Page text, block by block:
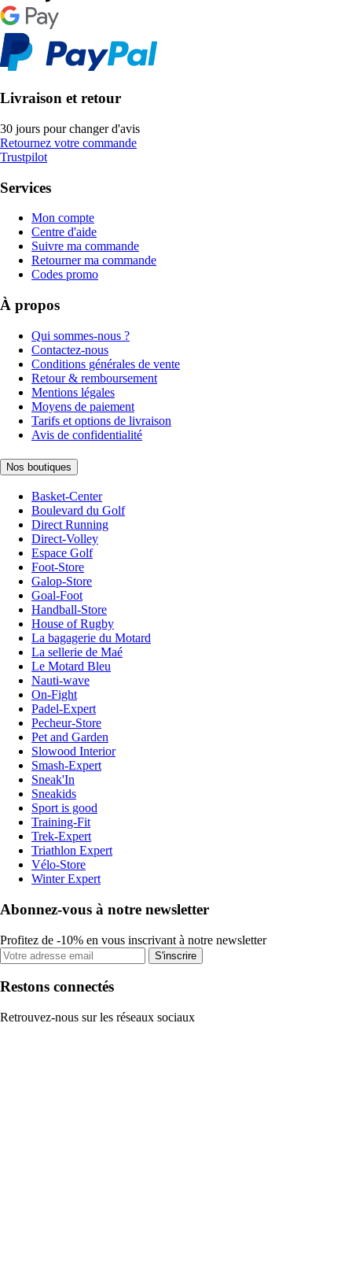
Livraison et retour
30 jours pour changer d'avis
Retournez votre commande
Trustpilot
Services
Mon compte
Centre d'aide
Suivre ma commande
Retourner ma commande
Codes promo
À propos
Qui sommes-nous ?
Contactez-nous
Conditions générales de vente
Retour & remboursement
Mentions légales
Moyens de paiement
Tarifs et options de livraison
Avis de confidentialité
Nos boutiques
Basket-Center
Boulevard du Golf
Direct Running
Direct-Volley
Espace Golf
Foot-Store
Galop-Store
Goal-Foot
Handball-Store
House of Rugby
La bagagerie du Motard
La sellerie de Maé
Le Motard Bleu
Nauti-wave
On-Fight
Padel-Expert
Pecheur-Store
Pet and Garden
Slowood Interior
Smash-Expert
Sneak'In
Sneakids
Sport is good
Training-Fit
Trek-Expert
Triathlon Expert
Vélo-Store
Winter Expert
Abonnez-vous à notre newsletter
Profitez de -10% en vous inscrivant à notre newsletter
S'inscrire
Restons connectés
Retrouvez-nous sur les réseaux sociaux